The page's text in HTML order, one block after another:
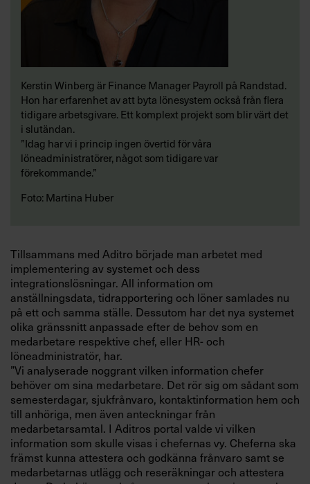
Kerstin Winberg är Finance Manager Payroll på Randstad.
Hon har erfarenhet av att byta lönesystem också från flera
tidigare arbetsgivare. Ett komplext projekt som blir värt det
i slutändan.
”Idag har vi i princip ingen övertid för våra
löneadministratörer, något som tidigare var
förekommande.”
Foto: Martina Huber
Tillsammans med Aditro började man arbetet med
implementering av systemet och dess
integrationslösningar. All information om
anställningsdata, tidrapportering och löner samlades nu
på ett och samma ställe. Dessutom har det nya systemet
olika gränssnitt anpassade efter de behov som en
medarbetare respektive chef, eller HR- och
löneadministratör, har.
”Vi analyserade noggrant vilken information chefer
behöver om sina medarbetare. Det rör sig om sådant som
semesterdagar, sjukfrånvaro, kontaktinformation hem och
till anhöriga, men även anteckningar från
medarbetarsamtal. I Aditros portal valde vi vilken
information som skulle visas i chefernas vy. Cheferna ska
främst kunna attestera och godkänna frånvaro samt se
medarbetarnas utlägg och reseräkningar och attestera